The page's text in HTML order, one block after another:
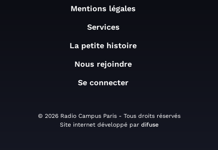
Mentions légales
Services
La petite histoire
Nous rejoindre
Se connecter
© 2026 Radio Campus Paris - Tous droits réservés
Site internet développé par difuse